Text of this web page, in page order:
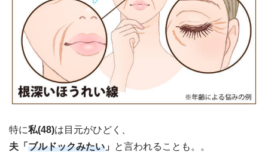
特に私(48)は目元がひどく、
夫「 ブルドックみたい 」 と言われることも。。